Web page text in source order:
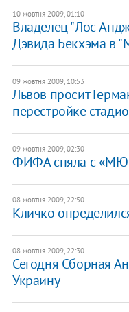
10 жовтня 2009, 01:10
Владелец "Лос-
Дэвида Бекхэма в
09 жовтня 2009, 10:53
Львов просит
перестройке
09 жовтня 2009, 02:30
ФИФА сняла с
08 жовтня 2009, 22:50
Кличко
08 жовтня 2009, 22:30
Сегодня Сборная
Украину